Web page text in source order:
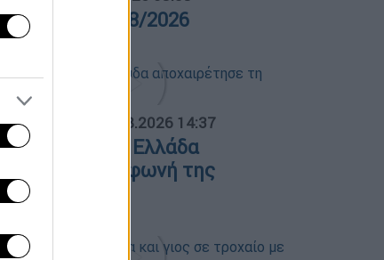
Ελλάδος 07/08/2026
07.08.2026 14:37
Χαλκιάς: Η Ελλάδα
τη φωνή της